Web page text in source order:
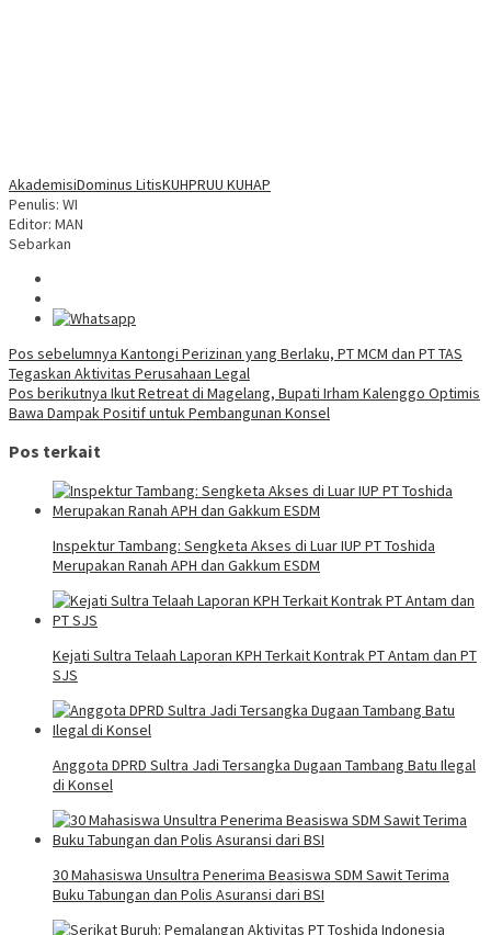
AkademisiDominus LitisKUHPRUU KUHAP
Penulis: WI
Editor: MAN
Sebarkan
Navigasi
pos
Pos sebelumnya Kantongi Perizinan yang Berlaku, PT MCM dan PT TAS
Tegaskan Aktivitas Perusahaan Legal
Pos berikutnya Ikut Retreat di Magelang, Bupati Irham Kalenggo Optimis
Bawa Dampak Positif untuk Pembangunan Konsel
Pos terkait
Inspektur Tambang: Sengketa Akses di Luar IUP PT Toshida
Merupakan Ranah APH dan Gakkum ESDM
Kejati Sultra Telaah Laporan KPH Terkait Kontrak PT Antam dan PT
SJS
Anggota DPRD Sultra Jadi Tersangka Dugaan Tambang Batu Ilegal
di Konsel
30 Mahasiswa Unsultra Penerima Beasiswa SDM Sawit Terima
Buku Tabungan dan Polis Asuransi dari BSI